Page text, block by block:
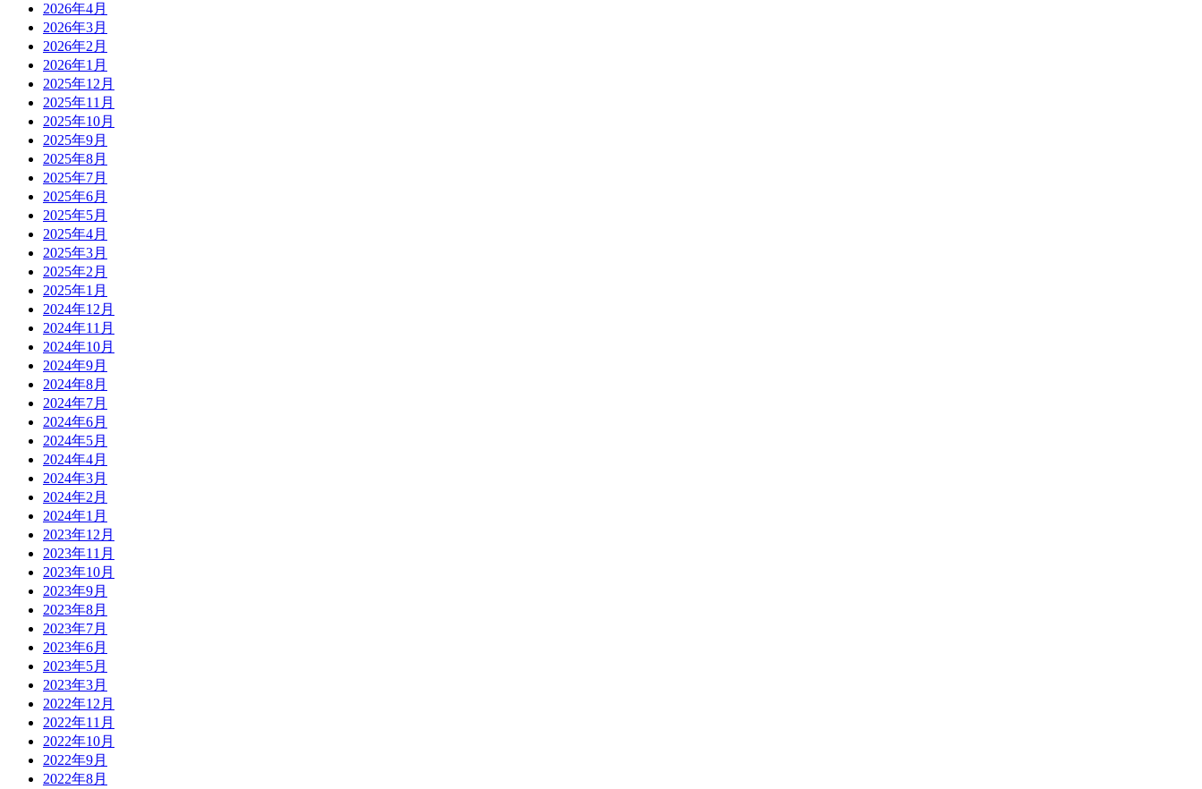
2026年4月
2026年3月
2026年2月
2026年1月
2025年12月
2025年11月
2025年10月
2025年9月
2025年8月
2025年7月
2025年6月
2025年5月
2025年4月
2025年3月
2025年2月
2025年1月
2024年12月
2024年11月
2024年10月
2024年9月
2024年8月
2024年7月
2024年6月
2024年5月
2024年4月
2024年3月
2024年2月
2024年1月
2023年12月
2023年11月
2023年10月
2023年9月
2023年8月
2023年7月
2023年6月
2023年5月
2023年3月
2022年12月
2022年11月
2022年10月
2022年9月
2022年8月